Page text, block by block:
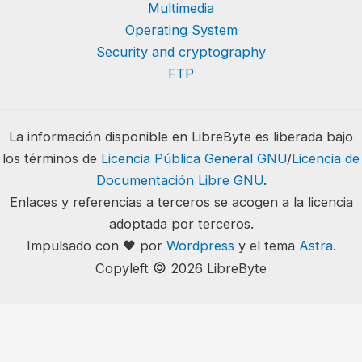
Multimedia
Operating System
Security and cryptography
FTP
La información disponible en LibreByte es liberada bajo
los términos de Licencia Pública General GNU/Licencia de
Documentación Libre GNU.
Enlaces y referencias a terceros se acogen a la licencia
adoptada por terceros.
Impulsado con 🖤 por Wordpress y el tema Astra.
Copyleft 🄯 2026 LibreByte